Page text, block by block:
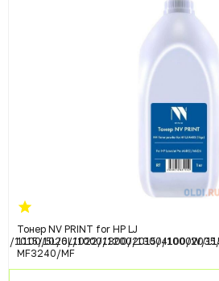
1015/1020/1022/1300/2015/4100/
Тонер NV PRINT for HP LJ
1100/5L/6L/1000/1200/1300/1000W/
MF3240/MF